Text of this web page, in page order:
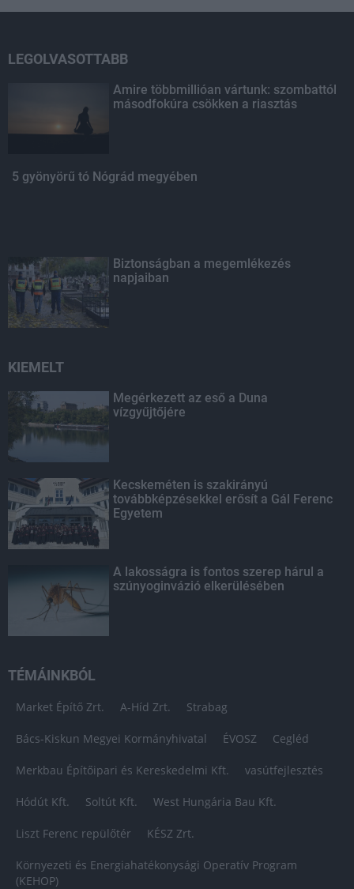
LEGOLVASOTTABB
Amire többmillióan vártunk: szombattól
másodfokúra csökken a riasztás
5 gyönyörű tó Nógrád megyében
Biztonságban a megemlékezés
napjaiban
KIEMELT
Megérkezett az eső a Duna
vízgyűjtőjére
Kecskeméten is szakirányú
továbbképzésekkel erősít a Gál Ferenc
Egyetem
A lakosságra is fontos szerep hárul a
szúnyoginvázió elkerülésében
TÉMÁINKBÓL
Market Építő Zrt. A-Híd Zrt. Strabag
Bács-Kiskun Megyei Kormányhivatal ÉVOSZ Cegléd
Merkbau Építőipari és Kereskedelmi Kft. vasútfejlesztés
Hódút Kft. Soltút Kft. West Hungária Bau Kft.
Liszt Ferenc repülőtér KÉSZ Zrt.
Környezeti és Energiahatékonysági Operatív Program
(KEHOP)